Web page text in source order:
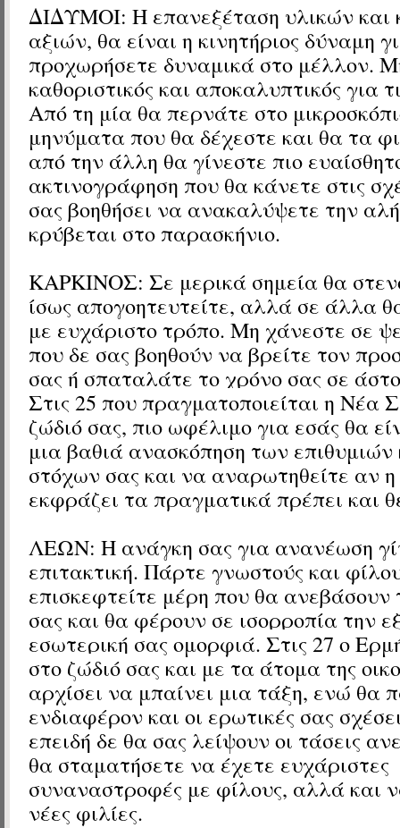
ΔΙΔΥΜΟΙ: Η επανεξέταση υλικών και
αξιών, θα είναι η κινητήριος δύναμη
προχωρήσετε δυναμικά στο μέλλον.
καθοριστικός και αποκαλυπτικός για
Από τη μία θα περνάτε στο
μηνύματα που θα δέχεστε και θα τα
από την άλλη θα γίνεστε πιο
ακτινογράφηση που θα κάνετε στις
σας βοηθήσει να ανακαλύψετε την
κρύβεται στο παρασκήνιο.
ΚΑΡΚΙΝΟΣ: Σε μερικά σημεία θα
ίσως απογοητευτείτε, αλλά σε άλλα
με ευχάριστο τρόπο. Μη χάνεστε σε
που δε σας βοηθούν να βρείτε τον
σας ή σπαταλάτε το χρόνο σας σε
Στις 25 που πραγματοποιείται η Νέα
ζώδιό σας, πιο ωφέλιμο για εσάς θα
μια βαθιά ανασκόπηση των επιθυμιών
στόχων σας και να αναρωτηθείτε αν
εκφράζει τα πραγματικά πρέπει και
ΛΕΩΝ: Η ανάγκη σας για ανανέωση
επιτακτική. Πάρτε γνωστούς και
επισκεφτείτε μέρη που θα ανεβάσουν
σας και θα φέρουν σε ισορροπία την
εσωτερική σας ομορφιά. Στις 27 ο
στο ζώδιό σας και με τα άτομα της
αρχίσει να μπαίνει μια τάξη, ενώ θα
ενδιαφέρον και οι ερωτικές σας
επειδή δε θα σας λείψουν οι τάσεις
θα σταματήσετε να έχετε ευχάριστες
συναναστροφές με φίλους, αλλά και
νέες φιλίες.